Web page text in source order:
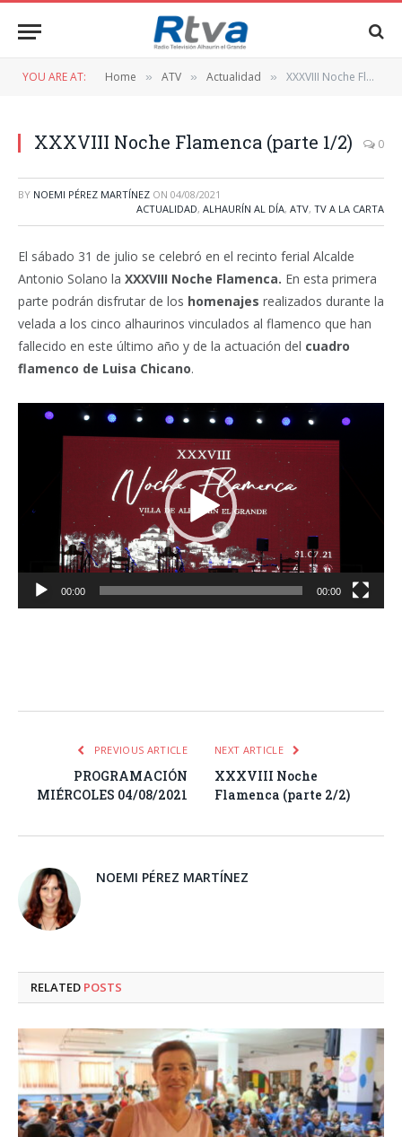
YOU ARE AT: Home » ATV » Actualidad » XXXVIII Noche Flamenca (parte 1/2)
XXXVIII Noche Flamenca (parte 1/2) 0
BY NOEMI PÉREZ MARTÍNEZ ON 04/08/2021
ACTUALIDAD, ALHAURÍN AL DÍA, ATV, TV A LA CARTA
El sábado 31 de julio se celebró en el recinto ferial Alcalde
Antonio Solano la XXXVIII Noche Flamenca. En esta primera
parte podrán disfrutar de los homenajes realizados durante la
velada a los cinco alhaurinos vinculados al flamenco que han
fallecido en este último año y de la actuación del cuadro
flamenco de Luisa Chicano.
Reproductor
00:00 00:00
PREVIOUS ARTICLE
PROGRAMACIÓN
MIÉRCOLES 04/08/2021
NEXT ARTICLE
XXXVIII Noche
Flamenca (parte 2/2)
NOEMI PÉREZ MARTÍNEZ
RELATED POSTS